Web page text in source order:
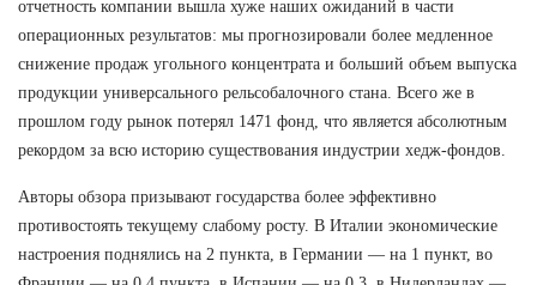
отчетность компании вышла хуже наших ожиданий в части
операционных результатов: мы прогнозировали более медленное
снижение продаж угольного концентрата и больший объем выпуска
продукции универсального рельсобалочного стана. Всего же в
прошлом году рынок потерял 1471 фонд, что является абсолютным
рекордом за всю историю существования индустрии хедж-фондов.
Авторы обзора призывают государства более эффективно
противостоять текущему слабому росту. В Италии экономические
настроения поднялись на 2 пункта, в Германии — на 1 пункт, во